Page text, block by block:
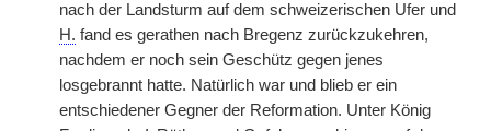
nach der Landsturm auf dem schweizerischen Ufer und
H. fand es gerathen nach Bregenz zurückzukehren,
nachdem er noch sein Geschütz gegen jenes
losgebrannt hatte. Natürlich war und blieb er ein
entschiedener Gegner der Reformation. Unter König